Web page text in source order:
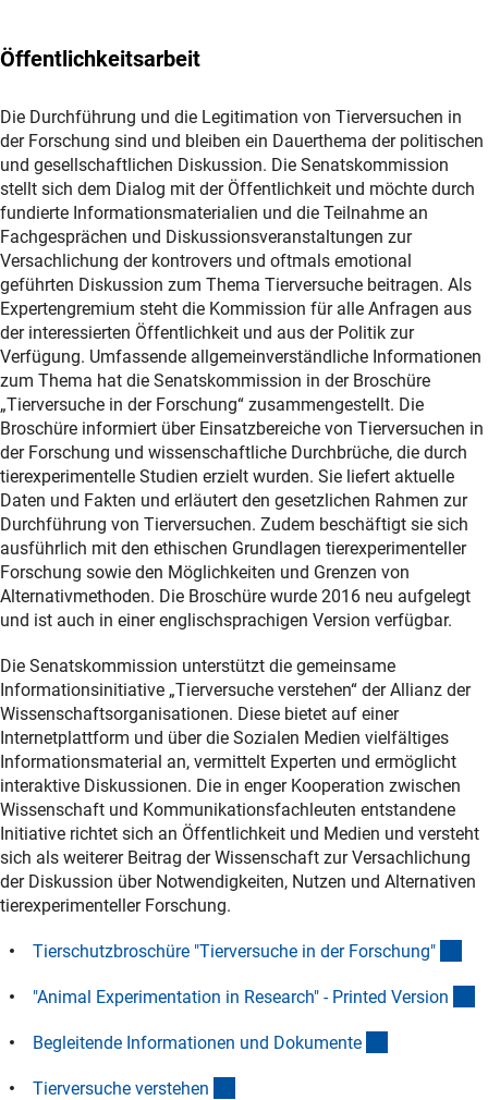
Öffentlichkeitsarbeit
Die Durchführung und die Legitimation von Tierversuchen in
der Forschung sind und bleiben ein Dauerthema der politischen
und gesellschaftlichen Diskussion. Die Senatskommission
stellt sich dem Dialog mit der Öffentlichkeit und möchte durch
fundierte Informationsmaterialien und die Teilnahme an
Fachgesprächen und Diskussionsveranstaltungen zur
Versachlichung der kontrovers und oftmals emotional
geführten Diskussion zum Thema Tierversuche beitragen. Als
Expertengremium steht die Kommission für alle Anfragen aus
der interessierten Öffentlichkeit und aus der Politik zur
Verfügung. Umfassende allgemeinverständliche Informationen
zum Thema hat die Senatskommission in der Broschüre
„Tierversuche in der Forschung“ zusammengestellt. Die
Broschüre informiert über Einsatzbereiche von Tierversuchen in
der Forschung und wissenschaftliche Durchbrüche, die durch
tierexperimentelle Studien erzielt wurden. Sie liefert aktuelle
Daten und Fakten und erläutert den gesetzlichen Rahmen zur
Durchführung von Tierversuchen. Zudem beschäftigt sie sich
ausführlich mit den ethischen Grundlagen tierexperimenteller
Forschung sowie den Möglichkeiten und Grenzen von
Alternativmethoden. Die Broschüre wurde 2016 neu aufgelegt
und ist auch in einer englischsprachigen Version verfügbar.
Die Senatskommission unterstützt die gemeinsame
Informationsinitiative „Tierversuche verstehen“ der Allianz der
Wissenschaftsorganisationen. Diese bietet auf einer
Internetplattform und über die Sozialen Medien vielfältiges
Informationsmaterial an, vermittelt Experten und ermöglicht
interaktive Diskussionen. Die in enger Kooperation zwischen
Wissenschaft und Kommunikationsfachleuten entstandene
Initiative richtet sich an Öffentlichkeit und Medien und versteht
sich als weiterer Beitrag der Wissenschaft zur Versachlichung
der Diskussion über Notwendigkeiten, Nutzen und Alternativen
tierexperimenteller Forschung.
Tierschutzbroschüre "Tierversuche in der Forschung"
"Animal Experimentation in Research" - Printed Version
Begleitende Informationen und Dokumente
Tierversuche verstehen